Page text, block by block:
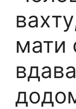
мати